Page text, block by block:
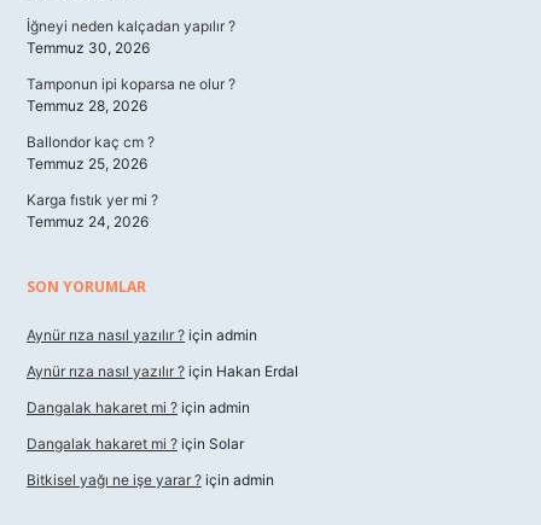
İğneyi neden kalçadan yapılır ?
Temmuz 30, 2026
Tamponun ipi koparsa ne olur ?
Temmuz 28, 2026
Ballondor kaç cm ?
Temmuz 25, 2026
Karga fıstık yer mi ?
Temmuz 24, 2026
SON YORUMLAR
Aynür rıza nasıl yazılır ? için admin
Aynür rıza nasıl yazılır ? için Hakan Erdal
Dangalak hakaret mi ? için admin
Dangalak hakaret mi ? için Solar
Bitkisel yağı ne işe yarar ? için admin